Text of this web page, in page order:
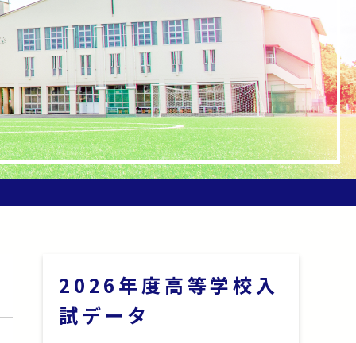
2026年度高等学校入
試データ